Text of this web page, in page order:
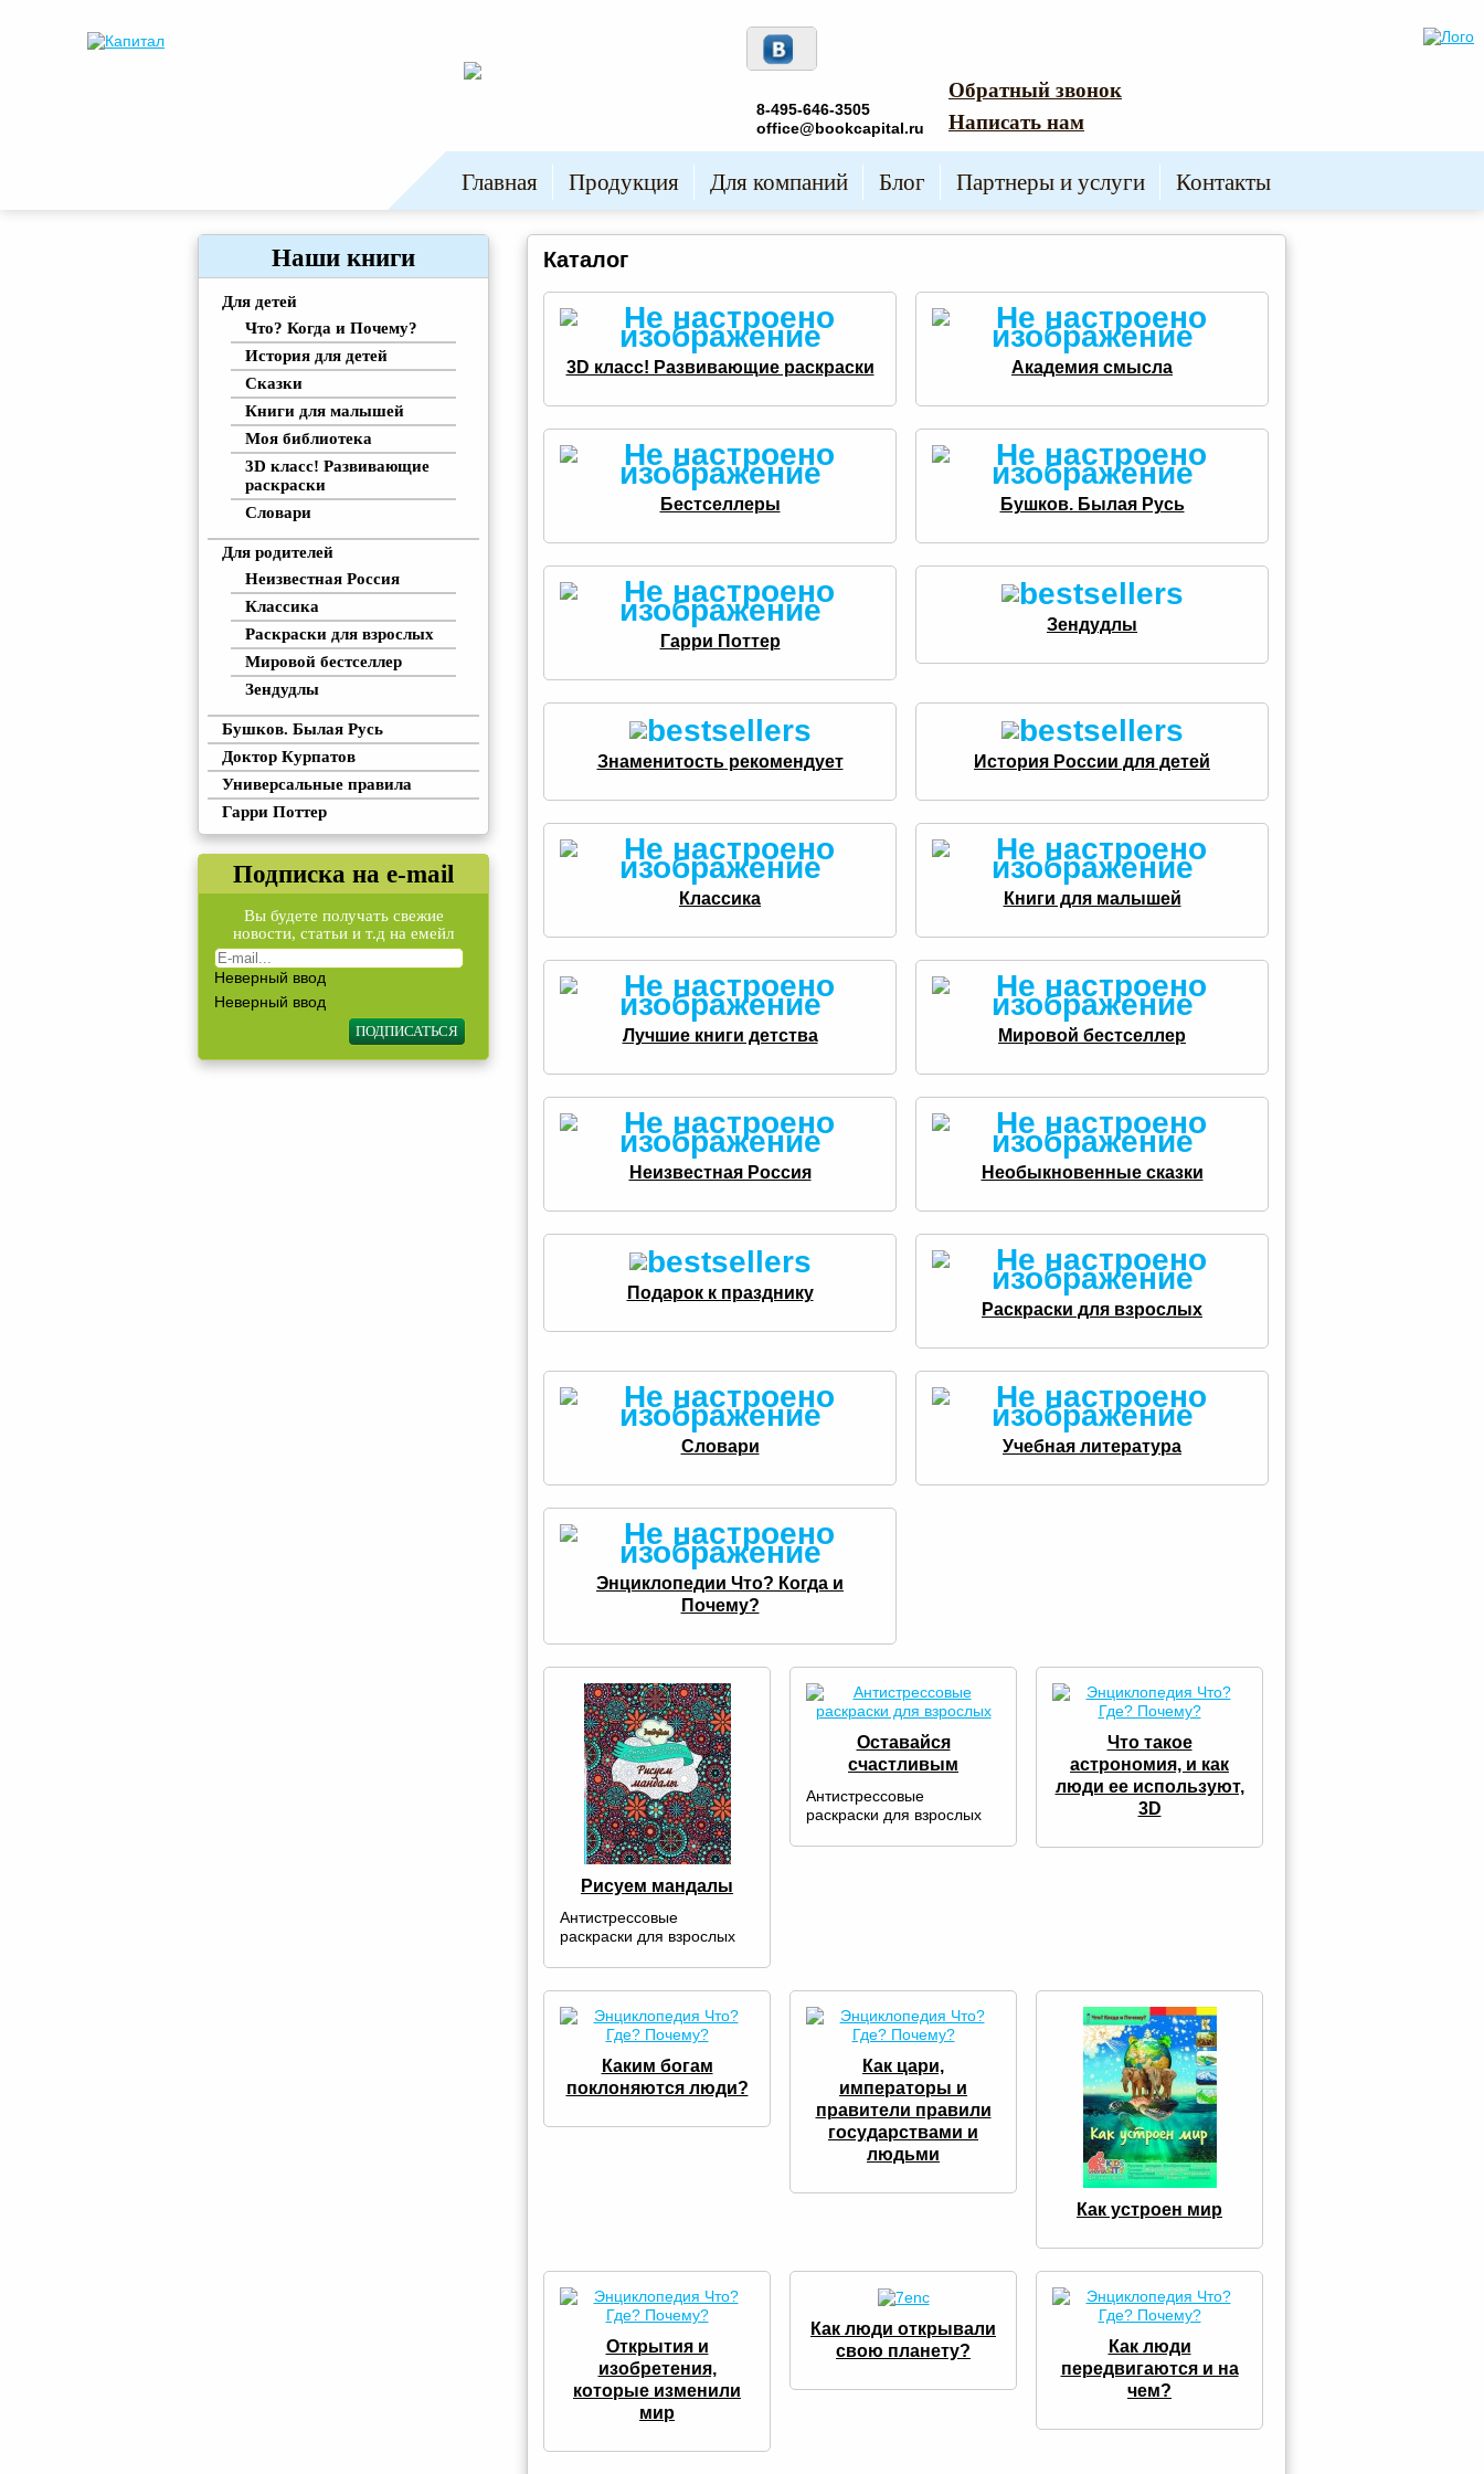
8-495-646-3505
office@bookcapital.ru
Обратный звонок
Написать нам
Главная Продукция Для компаний Блог Партнеры и услуги Контакты
Наши книги
Для детей
Что? Когда и Почему?
История для детей
Сказки
Книги для малышей
Моя библиотека
3D класс! Развивающие
раскраски
Словари
Для родителей
Неизвестная Россия
Классика
Раскраски для взрослых
Мировой бестселлер
Зендудлы
Бушков. Былая Русь
Доктор Курпатов
Универсальные правила
Гарри Поттер
Подписка на e-mail
Вы будете получать свежие
новости, статьи и т.д на емейл
Неверный ввод
Неверный ввод
Каталог
3D класс! Развивающие раскраски Академия смысла
Бестселлеры Бушков. Былая Русь
Гарри Поттер
Зендудлы
Знаменитость рекомендует История России для детей
Классика Книги для малышей
Лучшие книги детства Мировой бестселлер
Неизвестная Россия Необыкновенные сказки
Подарок к празднику
Раскраски для взрослых
Словари Учебная литература
Энциклопедии Что? Когда и
Почему?
Рисуем мандалы
Антистрессовые
раскраски для взрослых
Оставайся
счастливым
Антистрессовые
раскраски для взрослых
Что такое
астрономия, и как
люди ее используют,
3D
Каким богам
поклоняются люди?
Как цари,
императоры и
правители правили
государствами и
людьми
Как устроен мир
Открытия и
изобретения,
которые изменили
мир
Как люди открывали
свою планету?
Как люди
передвигаются и на
чем?